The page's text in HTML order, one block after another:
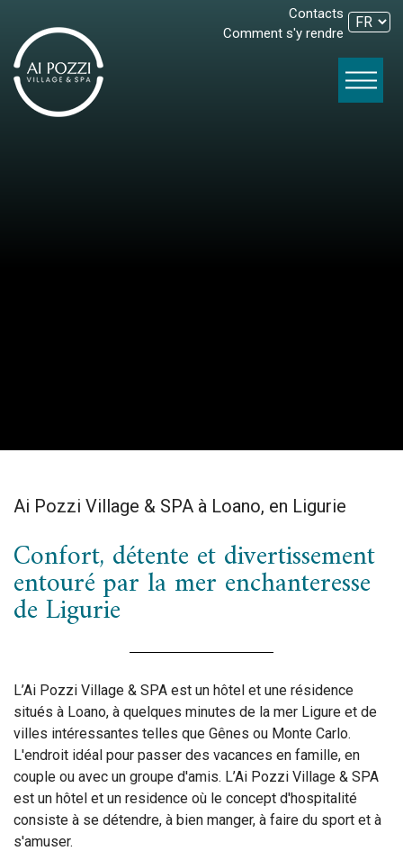
Contacts
Comment s'y rendre
Ai Pozzi Village & SPA à Loano, en Ligurie
Confort, détente et divertissement
entouré par la mer enchanteresse
de Ligurie
L’Ai Pozzi Village & SPA est un hôtel et une résidence
situés à Loano, à quelques minutes de la mer Ligure et de
villes intéressantes telles que Gênes ou Monte Carlo.
L'endroit idéal pour passer des vacances en famille, en
couple ou avec un groupe d'amis. L’Ai Pozzi Village & SPA
est un hôtel et un residence où le concept d'hospitalité
consiste à se détendre, à bien manger, à faire du sport et à
s'amuser.